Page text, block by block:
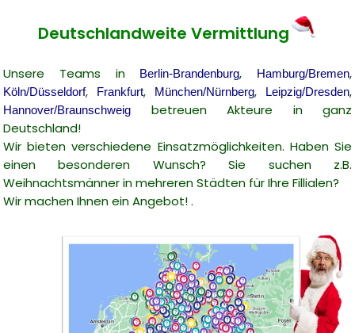
Deutschlandweite Vermittlung
Unsere Teams in Berlin-Brandenburg, Hamburg/Bremen,
Köln/Düsseldorf, Frankfurt, München/Nürnberg, Leipzig/Dresden,
Hannover/Braunschweig
betreuen Akteure in ganz
Deutschland!
Wir bieten verschiedene Einsatzmöglichkeiten. Haben Sie
einen besonderen Wunsch? Sie suchen z.B.
Weihnachtsmänner in mehreren Städten für Ihre Fillialen?
Wir machen Ihnen ein Angebot! .